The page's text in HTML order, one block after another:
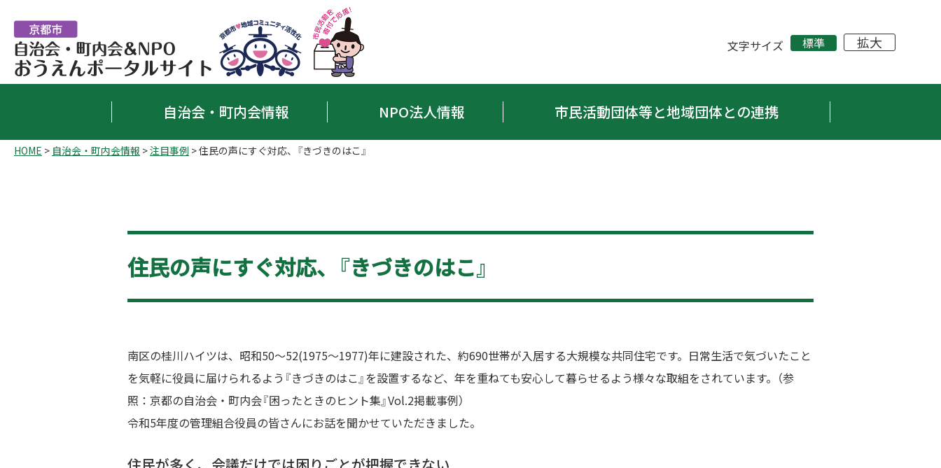
文字サイズ 標準 拡大
自治会・町内会情報 NPO法人情報 市民活動団体等と地域団体との連携
HOME > 自治会・町内会情報 >注目事例 > 住民の声にすぐ対応、『きづきのはこ』
住民の声にすぐ対応、『きづきのはこ』
南区の桂川ハイツは、昭和50～52(1975～1977)年に建設された、約690世帯が入居する大規模な共同住宅です。日常生活で気づいたこと
を気軽に役員に届けられるよう『きづきのはこ』を設置するなど、年を重ねても安心して暮らせるよう様々な取組をされています。（参
照：京都の自治会・町内会『困ったときのヒント集』Vol.2掲載事例）
令和5年度の管理組合役員の皆さんにお話を聞かせていただきました。